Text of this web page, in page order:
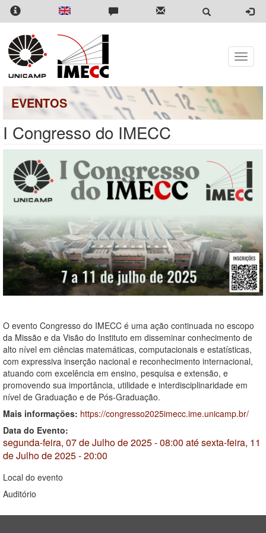
Pular
para
conteúdo
principal
Toggle
EVENTOS
I Congresso do IMECC
O evento Congresso do IMECC é uma ação continuada no escopo
da Missão e da Visão do Instituto em disseminar conhecimento de
alto nível em ciências matemáticas, computacionais e estatísticas,
com expressiva inserção nacional e reconhecimento internacional,
atuando com excelência em ensino, pesquisa e extensão, e
promovendo sua importância, utilidade e interdisciplinaridade em
nível de Graduação e de Pós-Graduação.
Mais informações: https://congresso2025imecc.ime.unicamp.br/
Data do Evento:
segunda-feira, 07 de Julho de 2025 - 08:00 atésexta-feira, 11
de Julho de 2025 - 20:00
Local do evento
Auditório